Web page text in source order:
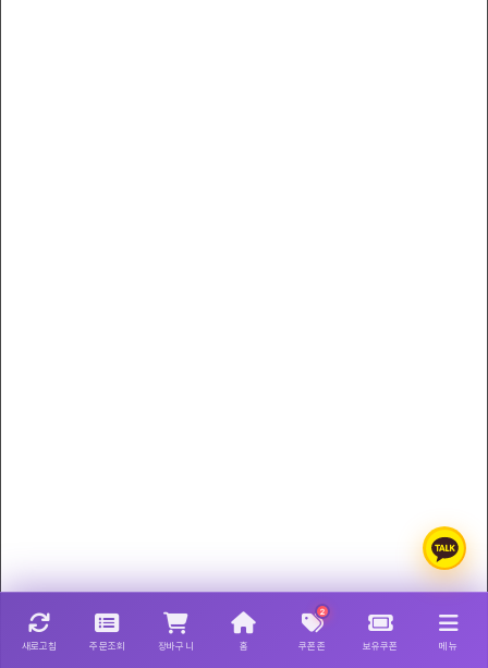
새로고침 주문조회 장바구니 홈
2
쿠폰존 보유쿠폰 메뉴